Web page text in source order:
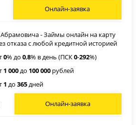
Онлайн-заявка
- Займы онлайн на карту
отказа с любой кредитной историей
0% до0,8% в день (ПСК0-292%)
1 000до 100 000 рублей
1 до365дней
Онлайн-заявка